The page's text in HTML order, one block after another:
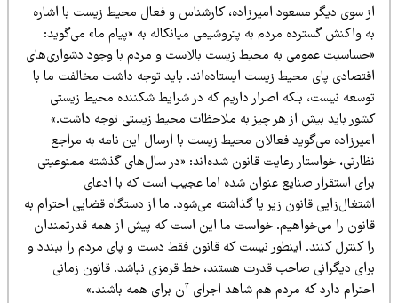
سوی دیگر مسعود امیرزاده، کارشناس و فعال محیط زیست با اشاره
واکنش گسترده مردم به پتروشیمی میانکاله به «پیام ما» می‌گوید:
عمومی به محیط زیست بالاست و مردم با وجود دشواری‌های
پای محیط زیست ایستاده‌اند. باید توجه داشت مخالفت ما با
نیست، بلکه اصرار داریم که در شرایط شکننده محیط زیستی
باید بیش از هر چیز به ملاحظات محیط زیستی توجه داشت.»
می‌گوید فعالان محیط زیست با ارسال این نامه به مراجع
خواستار رعایت قانون شده‌اند: «در سال‌های گذشته ممنوعیتی
استقرار صنایع عنوان شده اما عجیب است که با ادعای
قانون زیر پا گذاشته می‌شود. ما از دستگاه قضایی احترام به
را می‌خواهیم. خواست ما این است که پیش از همه قدرتمندان
کنترل کنند. اینطور نیست که قانون فقط دست و پای مردم را ببندد و
دیگرانی صاحب قدرت هستند، خط قرمزی نباشد. قانون زمانی
دارد که مردم هم شاهد اجرای آن برای همه باشند.»